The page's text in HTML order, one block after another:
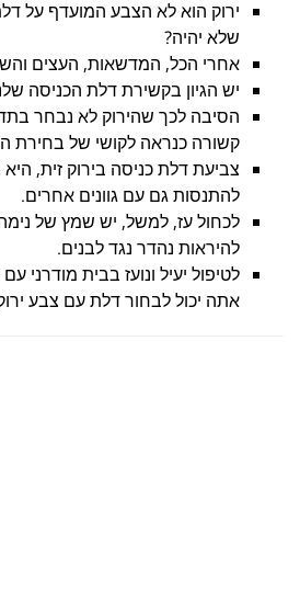
ירוק הוא לא הצבע המועדף על
שלא יהיה?
אחרי הכל, המדשאות, העצים
יש הגיון בקשירת דלת הכניסה
הסיבה לכך שהירוק לא נבחר
קשורה כנראה לקושי של בחירת
צביעת דלת כניסה בירוק זית,
להתנסות גם עם גוונים אחרים.
לכחול עז, למשל, יש שמץ של
להיראות נהדר נגד לבנים.
לטיפול יעיל ונועז בבית מודרני
אתה יכול לבחור דלת עם צבע